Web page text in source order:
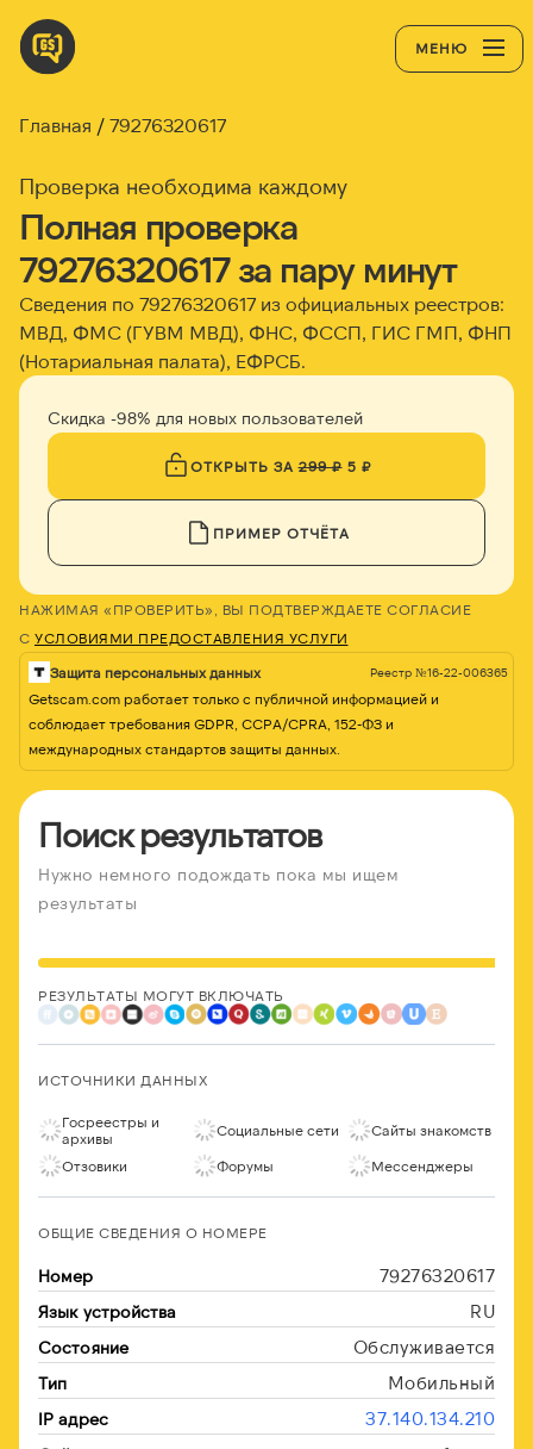
МЕНЮ
Главная 79276320617
Проверка необходима каждому
Полная проверка
79276320617 за пару минут
Сведения по 79276320617 из официальных реестров:
МВД, ФМС (ГУВМ МВД), ФНС, ФССП, ГИС ГМП, ФНП
(Нотариальная палата), ЕФРСБ.
Скидка -98% для новых пользователей
ОТКРЫТЬ ЗА299 ₽5 ₽
ПРИМЕР ОТЧЁТА
НАЖИМАЯ «ПРОВЕРИТЬ», ВЫ ПОДТВЕРЖДАЕТЕ СОГЛАСИЕ
С УСЛОВИЯМИ ПРЕДОСТАВЛЕНИЯ УСЛУГИ
Защита персональных данных Реестр №16-22-006365
Getscam.com работает только с публичной информацией и
соблюдает требования GDPR, CCPA/CPRA, 152-ФЗ и
международных стандартов защиты данных.
Поиск результатов
Нужно немного подождать пока мы ищем
результаты
РЕЗУЛЬТАТЫ МОГУТ ВКЛЮЧАТЬ
ИСТОЧНИКИ ДАННЫХ
Госреестры и
архивы
Социальные сети Сайты знакомств
Отзовики Форумы Мессенджеры
ОБЩИЕ СВЕДЕНИЯ О НОМЕРЕ
Номер 79276320617
Язык устройства RU
Состояние Обслуживается
Тип Мобильный
IP адрес 37.140.134.210